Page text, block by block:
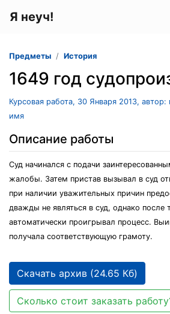
Я неуч!
Предметы История
1649 год
Курсовая работа, 30 Января 2013, автор:
имя
Описание работы
Суд начинался с подачи
жалобы. Затем пристав вызывал в суд
при наличии уважительных причин
дважды не являться в суд, однако после
автоматически проигрывал процесс.
получала соответствующую грамоту.
Скачать архив (24.65 Кб)
Сколько стоит заказать